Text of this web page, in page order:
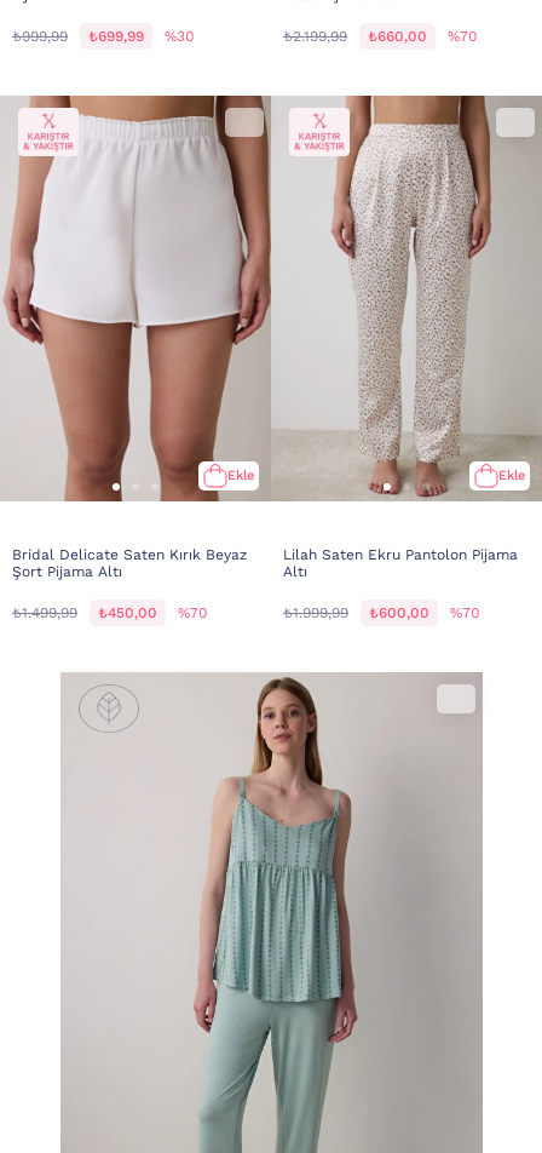
₺999,99 ₺699,99 %30 ₺2.199,99 ₺660,00 %70
Ekle
Bridal Delicate Saten Kırık Beyaz
Şort Pijama Altı
₺1.499,99 ₺450,00 %70
Ekle
Lilah Saten Ekru Pantolon Pijama
Altı
₺1.999,99 ₺600,00 %70